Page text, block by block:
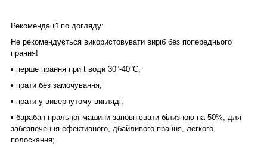
Рекомендації по догляду:
Не рекомендується використовувати виріб без попереднього
прання!
• перше прання при t води 30°-40°C;
• прати без замочування;
• прати у вивернутому вигляді;
• барабан пральної машини заповнювати білизною на 50%, для
забезпечення ефективного, дбайливого прання, легкого
полоскання;